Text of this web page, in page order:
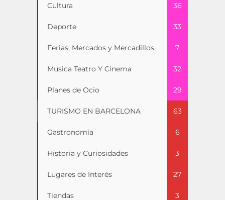
Cultura 36
Deporte 33
Ferias, Mercados y Mercadillos 7
Musica Teatro Y Cinema 32
Planes de Ocio 29
TURISMO EN BARCELONA 63
Gastronomía 6
Historia y Curiosidades 3
Lugares de Interés 27
Tiendas 3